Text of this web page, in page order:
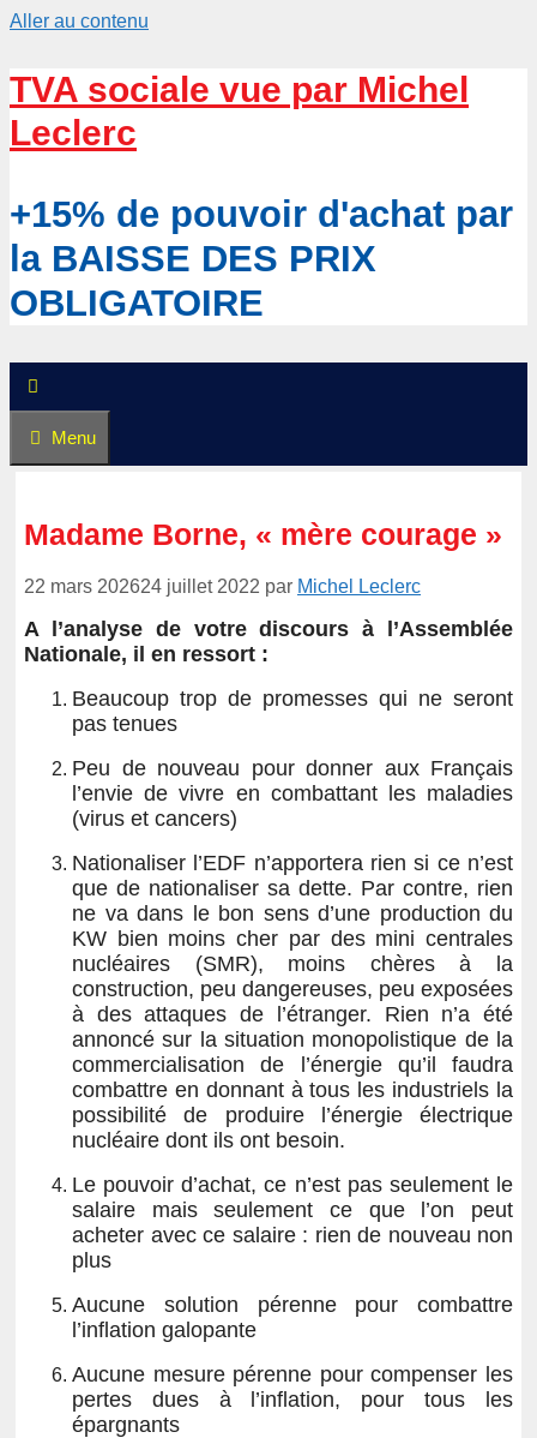
Aller au contenu
TVA sociale vue par Michel
Leclerc
+15% de pouvoir d'achat par
la BAISSE DES PRIX
OBLIGATOIRE
Menu
Madame Borne, « mère courage »
22 mars 202624 juillet 2022 par Michel Leclerc
A l’analyse de votre discours à l’Assemblée
Nationale, il en ressort :
Beaucoup trop de promesses qui ne seront
pas tenues
Peu de nouveau pour donner aux Français
l’envie de vivre en combattant les maladies
(virus et cancers)
Nationaliser l’EDF n’apportera rien si ce n’est
que de nationaliser sa dette. Par contre, rien
ne va dans le bon sens d’une production du
KW bien moins cher par des mini centrales
nucléaires (SMR), moins chères à la
construction, peu dangereuses, peu exposées
à des attaques de l’étranger. Rien n’a été
annoncé sur la situation monopolistique de la
commercialisation de l’énergie qu’il faudra
combattre en donnant à tous les industriels la
possibilité de produire l’énergie électrique
nucléaire dont ils ont besoin.
Le pouvoir d’achat, ce n’est pas seulement le
salaire mais seulement ce que l’on peut
acheter avec ce salaire : rien de nouveau non
plus
Aucune solution pérenne pour combattre
l’inflation galopante
Aucune mesure pérenne pour compenser les
pertes dues à l’inflation, pour tous les
épargnants